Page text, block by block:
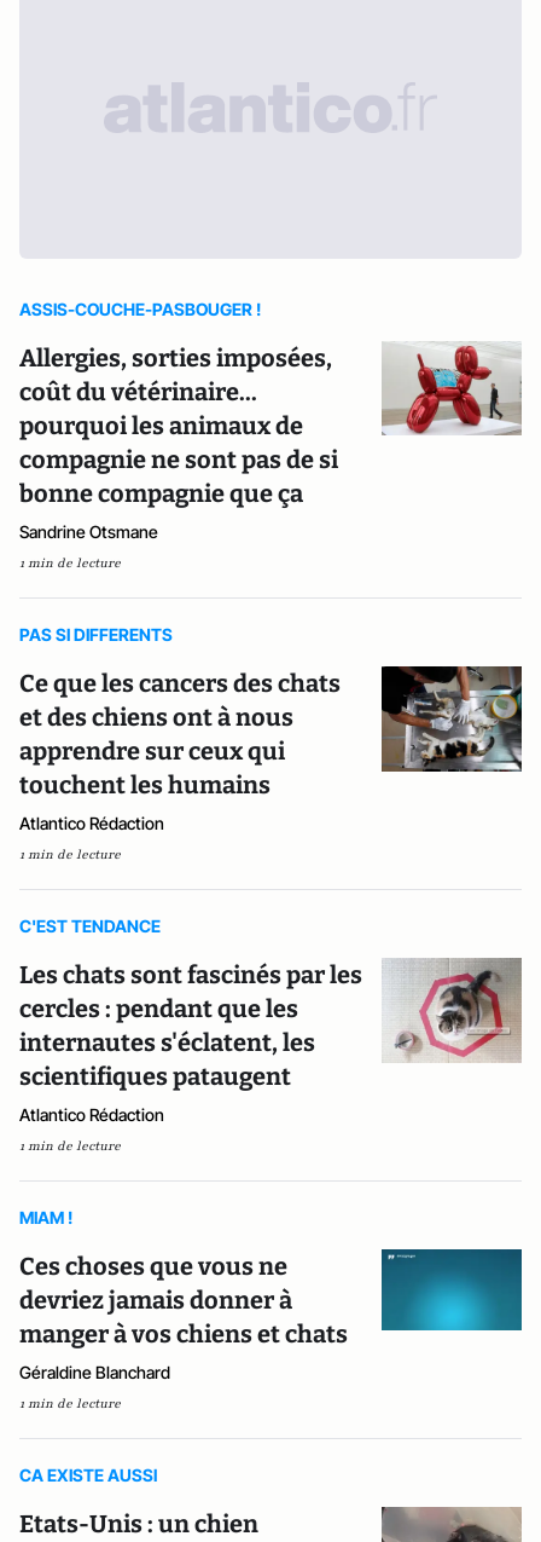
ASSIS-COUCHE-PASBOUGER !
Allergies, sorties imposées,
coût du vétérinaire...
pourquoi les animaux de
compagnie ne sont pas de si
bonne compagnie que ça
Sandrine Otsmane
1 min de lecture
PAS SI DIFFERENTS
Ce que les cancers des chats
et des chiens ont à nous
apprendre sur ceux qui
touchent les humains
Atlantico Rédaction
1 min de lecture
C'EST TENDANCE
Les chats sont fascinés par les
cercles : pendant que les
internautes s'éclatent, les
scientifiques pataugent
Atlantico Rédaction
1 min de lecture
MIAM !
Ces choses que vous ne
devriez jamais donner à
manger à vos chiens et chats
Géraldine Blanchard
1 min de lecture
CA EXISTE AUSSI
Etats-Unis : un chien